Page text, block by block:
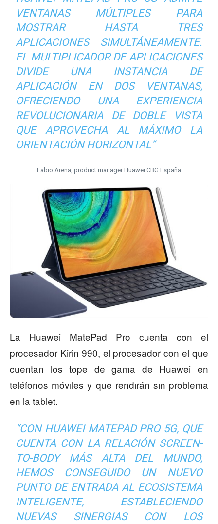
VENTANAS MÚLTIPLES PARA
MOSTRAR HASTA TRES
APLICACIONES SIMULTÁNEAMENTE.
EL MULTIPLICADOR DE APLICACIONES
DIVIDE UNA INSTANCIA DE
APLICACIÓN EN DOS VENTANAS,
OFRECIENDO UNA EXPERIENCIA
REVOLUCIONARIA DE DOBLE VISTA
QUE APROVECHA AL MÁXIMO LA
ORIENTACIÓN HORIZONTAL”
Fabio Arena, product manager Huawei CBG España
La Huawei MatePad Pro cuenta con el
procesador Kirin 990, el procesador con el que
cuentan los tope de gama de Huawei en
teléfonos móviles y que rendirán sin problema
en la tablet.
“CON HUAWEI MATEPAD PRO 5G, QUE
CUENTA CON LA RELACIÓN SCREEN-
TO-BODY MÁS ALTA DEL MUNDO,
HEMOS CONSEGUIDO UN NUEVO
PUNTO DE ENTRADA AL ECOSISTEMA
INTELIGENTE, ESTABLECIENDO
NUEVAS SINERGIAS CON LOS